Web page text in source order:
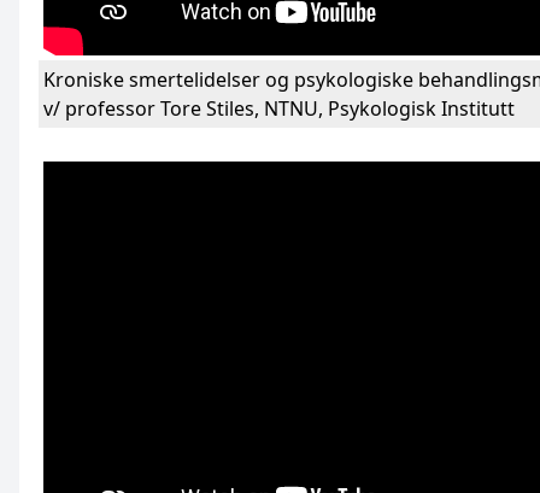
Kroniske smertelidelser og psykologiske
v/ professor Tore Stiles, NTNU, Psykologisk Institutt